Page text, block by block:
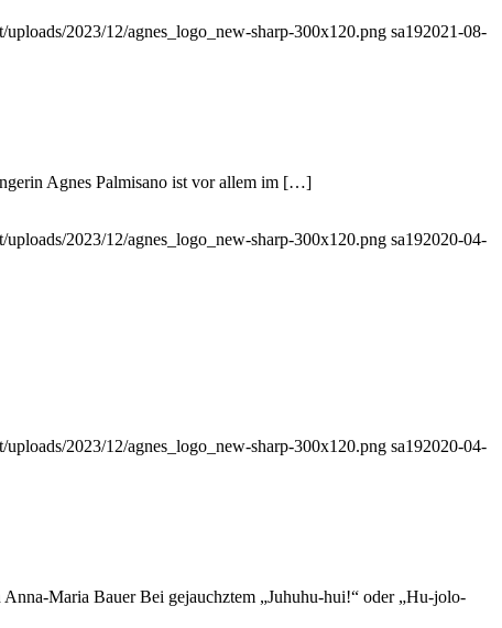
uploads/2023/12/agnes_logo_new-sharp-300x120.png sa192021-08-
Agnes Palmisano ist vor allem im […]
uploads/2023/12/agnes_logo_new-sharp-300x120.png sa192020-04-
uploads/2023/12/agnes_logo_new-sharp-300x120.png sa192020-04-
Maria Bauer Bei gejauchztem „Juhuhu-hui!“ oder „Hu-jolo-